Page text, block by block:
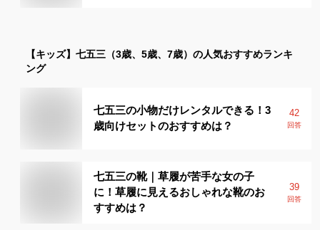
【キッズ】 七五三（3歳、5歳、7歳） の人気おすすめランキ
ング
七五三の小物だけレンタルできる！3
歳向けセットのおすすめは？
42
回答
七五三の靴｜草履が苦手な女の子
に！草履に見えるおしゃれな靴のお
すすめは？
39
回答